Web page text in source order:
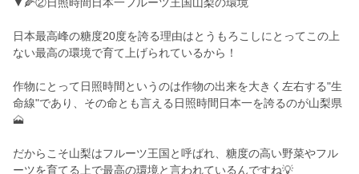
日本最高峰の糖度20度を誇る理由はとうもろこしにとってこの上
ない最高の環境で育て上げられているから！
作物にとって日照時間というのは作物の出来を大きく左右する"生
命線"であり、その命とも言える日照時間日本一を誇るのが山梨県
🗻
だからこそ山梨はフルーツ王国と呼ばれ、糖度の高い野菜やフル
ーツを育てる上で最高の環境と言われているんですね💡